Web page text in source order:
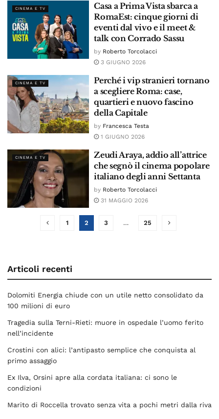
CINEMA E TV
Casa a Prima Vista sbarca a
RomaEst: cinque giorni di
eventi dal vivo e il meet &
talk con Corrado Sassu
by Roberto Torcolacci
3 GIUGNO 2026
CINEMA E TV
Perché i vip stranieri tornano
a scegliere Roma: case,
quartieri e nuovo fascino
della Capitale
by Francesca Testa
1 GIUGNO 2026
CINEMA E TV
Zeudi Araya, addio all’attrice
che segnò il cinema popolare
italiano degli anni Settanta
by Roberto Torcolacci
31 MAGGIO 2026
1 2 3 … 25
Articoli recenti
Dolomiti Energia chiude con un utile netto consolidato da
100 milioni di euro
Tragedia sulla Terni-Rieti: muore in ospedale l’uomo ferito
nell’incidente
Crostini con alici: l’antipasto semplice che conquista al
primo assaggio
Ex Ilva, Orsini apre alla cordata italiana: ci sono le
condizioni
Marito di Roccella trovato senza vita a pochi metri dalla riva